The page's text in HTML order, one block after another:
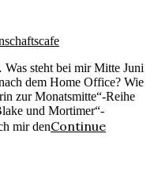
steht bei mir Mitte Juni
dem Home Office? Wie
zur Monatsmitte“-Reihe
und Mortimer“-
mir denContinue